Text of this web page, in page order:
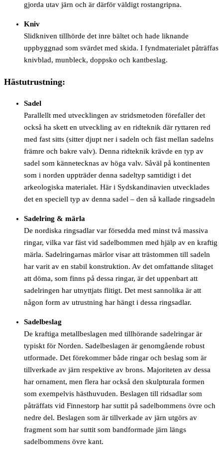
gjorda utav järn och är därför väldigt rostangripna.
Kniv
Slidkniven tillhörde det inre bältet och hade liknande
uppbyggnad som svärdet med skida. I fyndmaterialet påträffas
knivblad, munbleck, doppsko och kantbeslag.
Hästutrustning:
Sadel
Parallellt med utvecklingen av stridsmetoden förefaller det
också ha skett en utveckling av en ridteknik där ryttaren red
med fast sitts (sitter djupt ner i sadeln och fäst mellan sadelns
främre och bakre valv). Denna ridteknik krävde en typ av
sadel som kännetecknas av höga valv. Såväl på kontinenten
som i norden uppträder denna sadeltyp samtidigt i det
arkeologiska materialet. Här i Sydskandinavien utvecklades
det en speciell typ av denna sadel – den så kallade ringsadeln
Sadelring & märla
De nordiska ringsadlar var försedda med minst två massiva
ringar, vilka var fäst vid sadelbommen med hjälp av en kraftig
märla. Sadelringarnas märlor visar att trästommen till sadeln
har varit av en stabil konstruktion. Av det omfattande slitaget
att döma, som finns på dessa ringar, är det uppenbart att
sadelringen har utnyttjats flitigt. Det mest sannolika är att
någon form av utrustning har hängt i dessa ringsadlar.
Sadelbeslag
De kraftiga metallbeslagen med tillhörande sadelringar är
typiskt för Norden. Sadelbeslagen är genomgående robust
utformade. Det förekommer både ringar och beslag som är
tillverkade av järn respektive av brons. Majoriteten av dessa
har ornament, men flera har också den skulpturala formen
som exempelvis hästhuvuden. Beslagen till ridsadlar som
påträffats vid Finnestorp har suttit på sadelbommens övre och
nedre del. Beslagen som är tillverkade av järn utgörs av
fragment som har suttit som bandformade järn längs
sadelbommens övre kant.